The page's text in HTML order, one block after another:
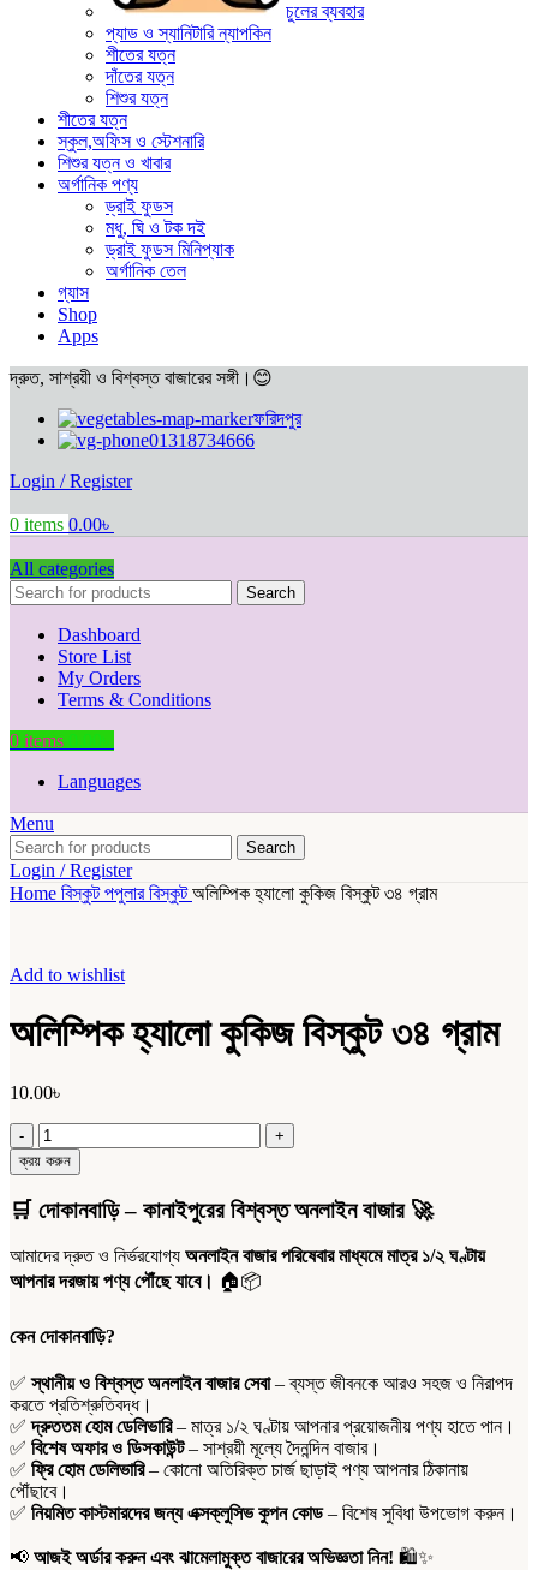
চুলের ব্যবহার
প্যাড ও স্যানিটারি ন্যাপকিন
শীতের যত্ন
দাঁতের যত্ন
শিশুর যত্ন
শীতের যত্ন
স্কুল,অফিস ও স্টেশনারি
শিশুর যত্ন ও খাবার
অর্গানিক পণ্য
ড্রাই ফুডস
মধু, ঘি ও টক দই
ড্রাই ফুডস মিনিপ্যাক
অর্গানিক তেল
গ্যাস
Shop
Apps
দ্রুত, সাশ্রয়ী ও বিশ্বস্ত বাজারের সঙ্গী।😊
ফরিদপুর
01318734666
Login / Register
0 items 0.00৳
All categories
Search
Dashboard
Store List
My Orders
Terms & Conditions
0 items
Languages
Menu
Search
Login / Register
Home বিস্কুটপপুলার বিস্কুটঅলিম্পিক হ্যালো কুকিজ বিস্কুট ৩৪ গ্রাম
Add to wishlist
অলিম্পিক হ্যালো কুকিজ বিস্কুট ৩৪ গ্রাম
10.00৳
অলিম্পিক
হ্যালো
কুকিজ
৩৪
quantity
ক্রয় করুন
🛒 দোকানবাড়ি – কানাইপুরের বিশ্বস্ত অনলাইন বাজার🚀
আমাদের দ্রুত ও নির্ভরযোগ্য অনলাইন বাজার পরিষেবার মাধ্যমে মাত্র ১/২ ঘণ্টায়
আপনার দরজায় পণ্য পৌঁছে যাবে। 🏠📦
কেন দোকানবাড়ি?
✅স্থানীয় ও বিশ্বস্ত অনলাইন বাজার সেবা– ব্যস্ত জীবনকে আরও সহজ ও নিরাপদ
করতে প্রতিশ্রুতিবদ্ধ।
✅দ্রুততম হোম ডেলিভারি– মাত্র ১/২ ঘণ্টায় আপনার প্রয়োজনীয় পণ্য হাতে পান।
✅ বিশেষ অফার ও ডিসকাউন্ট– সাশ্রয়ী মূল্যে দৈনন্দিন বাজার।
✅ ফ্রি হোম ডেলিভারি– কোনো অতিরিক্ত চার্জ ছাড়াই পণ্য আপনার ঠিকানায়
পৌঁছাবে।
✅ নিয়মিত কাস্টমারদের জন্য এক্সক্লুসিভ কুপন কোড– বিশেষ সুবিধা উপভোগ করুন।
📢 আজই অর্ডার করুন এবং ঝামেলামুক্ত বাজারের অভিজ্ঞতা নিন! 🛍️✨